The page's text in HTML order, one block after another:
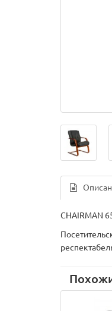
CHAIRMAN